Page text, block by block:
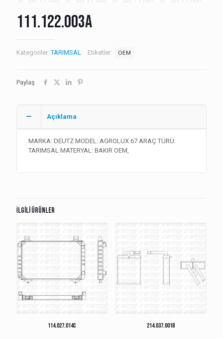
111.122.003A
Kategoriler:TARIMSAL Etiketler: OEM
Paylaş
Açıklama
MARKA: DEUTZ MODEL: AGROLUX 67 ARAÇ TÜRÜ:
TARIMSAL MATERYAL: BAKIR OEM,
İlgili ürünler
114.027.014C 214.037.001B